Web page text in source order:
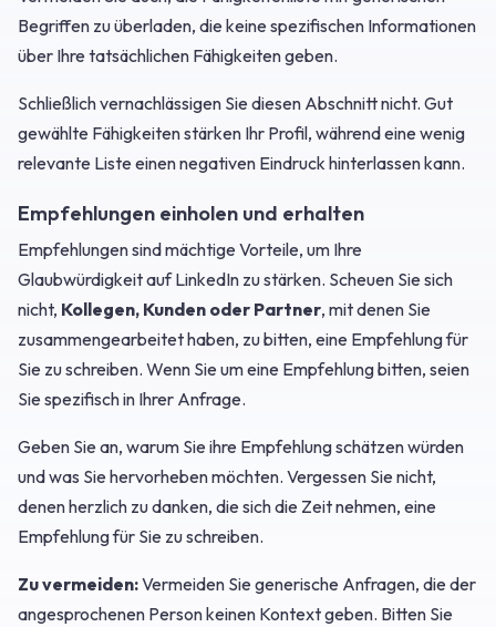
Begriffen zu überladen, die keine spezifischen Informationen
über Ihre tatsächlichen Fähigkeiten geben.
Schließlich vernachlässigen Sie diesen Abschnitt nicht. Gut
gewählte Fähigkeiten stärken Ihr Profil, während eine wenig
relevante Liste einen negativen Eindruck hinterlassen kann.
Empfehlungen einholen und erhalten
Empfehlungen sind mächtige Vorteile, um Ihre
Glaubwürdigkeit auf LinkedIn zu stärken. Scheuen Sie sich
nicht, Kollegen, Kunden oder Partner, mit denen Sie
zusammengearbeitet haben, zu bitten, eine Empfehlung für
Sie zu schreiben. Wenn Sie um eine Empfehlung bitten, seien
Sie spezifisch in Ihrer Anfrage.
Geben Sie an, warum Sie ihre Empfehlung schätzen würden
und was Sie hervorheben möchten. Vergessen Sie nicht,
denen herzlich zu danken, die sich die Zeit nehmen, eine
Empfehlung für Sie zu schreiben.
Zu vermeiden:Vermeiden Sie generische Anfragen, die der
angesprochenen Person keinen Kontext geben. Bitten Sie